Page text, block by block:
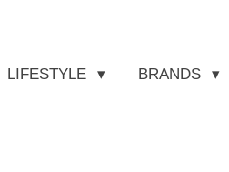
LIFESTYLE BRANDS